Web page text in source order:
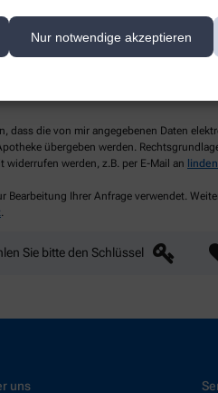
Nur notwendige akzeptieren
dass die von mir angegebenen Daten
übergeben werden.
widerrufen werden, z.B. per E-Mail an
Bearbeitung Ihrer Anfrage verwendet.
.
Sie bitteden Schlüssel
uns